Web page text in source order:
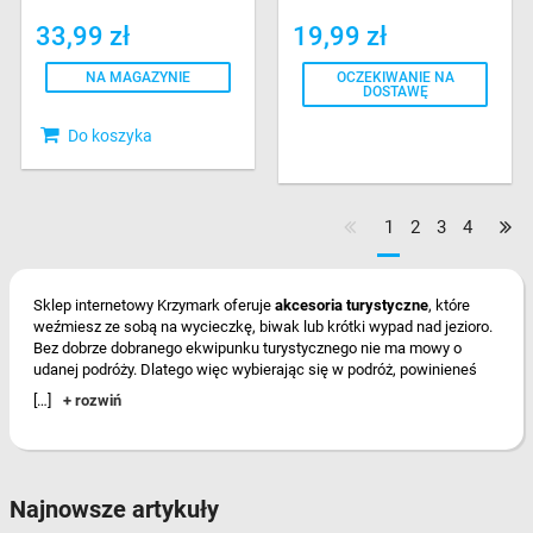
33,99 zł
NA MAGAZYNIE
Do koszyka
19,99 zł
OCZEKIWANIE NA
DOSTAWĘ
1 2 3 4
Sklep internetowy Krzymark oferuje akcesoria turystyczne, które
weźmiesz ze sobą na wycieczkę, biwak lub krótki wypad nad jezioro.
Bez dobrze dobranego ekwipunku turystycznego nie ma mowy o
udanej podróży. Dlatego więc wybierając się w podróż, powinieneś
zabrać kilka niezbędnych akcesoriów turystycznych.
nasi specjaliści zapakowaliby do Twojego plecaka!
Akcesoria turystyczne
Zacznij od kołnierza podróżnego
siedzenie– zadbaj o swój kręgosłup podczas wielogodzinnego lotu
[…] + rozwiń
Najnowsze artykuły